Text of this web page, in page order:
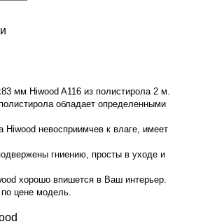
мм Hiwood A116 из полистирола 2 м.
обладает определенными
Hiwood невосприимчев к влаге, имеет
гниению, просты в уходе и
хорошо впишется в Ваш интерьер.
цене модель.